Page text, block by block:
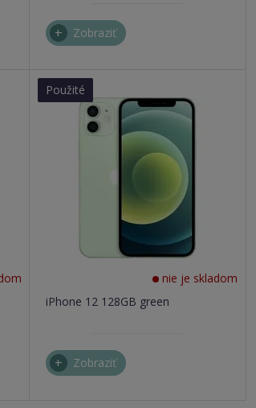
Zobraziť
Použité
nie je skladom
iPhone 12 128GB green
Zobraziť